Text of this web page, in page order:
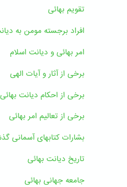
تقویم بهائی
افراد برجسته مومن به
امر بهائی و دیانت اسلام
برخی از آثار و آیات الهی
برخی از احکام دیانت بهائی
برخی از تعالیم امر بهائی
بشارات کتابهای آسمانی
تاریخ دیانت بهائی
جامعه جهانی بهائی